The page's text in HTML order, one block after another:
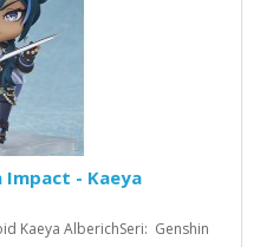
Impact - Kaeya
Kaeya AlberichSeri: Genshin